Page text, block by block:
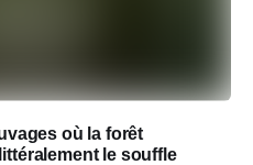
où la forêt
le souffle